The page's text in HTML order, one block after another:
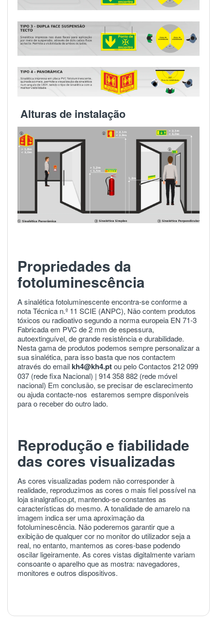
Alturas de instalação
Propriedades da
fotoluminescência
A sinalética fotoluminescente encontra-se conforme a
nota Técnica n.º 11 SCIE (ANPC), Não contem produtos
tóxicos ou radioativo segundo a norma europeia EN 71-3
Fabricada em PVC de 2 mm de espessura,
autoextinguível, de grande resistência e durabilidade.
Nesta gama de produtos podemos sempre personalizar a
sua sinalética, para isso basta que nos contactem
através do emailkh4@kh4.ptou pelo Contactos 212 099
037 (rede fixa Nacional) | 914 358 882 (rede móvel
nacional) Em conclusão, se precisar de esclarecimento
ou ajudacontacte-nos estaremos sempre disponíveis
para o receber do outro lado.
Reprodução e fiabilidade
das cores visualizadas
As cores visualizadas podem não corresponder à
realidade, reproduzimos as cores o mais fiel possível na
loja sinalgrafico.pt, mantendo-se constantes as
características do mesmo. A tonalidade de amarelo na
imagem indica ser uma aproximação da
fotoluminescência. Não poderemos garantir que a
exibição de qualquer cor no monitor do utilizador seja a
real, no entanto, mantemos as cores-base podendo
oscilar ligeiramente. As cores vistas digitalmente variam
consoante o aparelho que as mostra: navegadores,
monitores e outros dispositivos.